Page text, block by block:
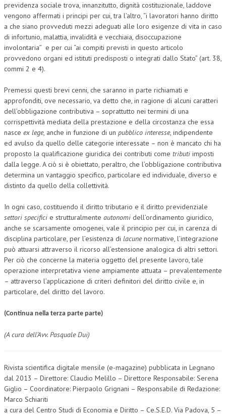
previdenza sociale trova, innanzitutto, dignità costituzionale, laddove
vengono affermati i principi per cui, tra l’altro, “i lavoratori hanno diritto
a che siano provveduti mezzi adeguati alle loro esigenze di vita in caso
di infortunio, malattia, invalidità e vecchiaia, disoccupazione
involontaria” e per cui “ai compiti previsti in questo articolo
provvedono organi ed istituti predisposti o integrati dallo Stato” (art. 38,
commi 2 e 4).
Premessi questi brevi cenni, che saranno in parte richiamati e
approfonditi, ove necessario, va detto che, in ragione di alcuni caratteri
dell’obbligazione contributiva – soprattutto nei termini di una
corrispettività mediata della prestazione e della circostanza che essa
nasce ex lege, anche in funzione di un pubblico interesse, indipendente
ed avulso da quello delle categorie interessate – non è mancato chi ha
proposto la qualificazione giuridica dei contributi come tributi imposti
dalla legge. A ciò si è obiettato, peraltro, che l’obbligazione contributiva
determina un vantaggio specifico, particolare ed individuale, diverso e
distinto da quello della collettività.
In ogni caso, costituendo il diritto tributario e il diritto previdenziale
settori specifici e strutturalmente autonomi dell’ordinamento giuridico,
anche se scarsamente omogenei, vale il principio per cui, in carenza di
disciplina particolare, per l’esistenza di lacunenormative, l’integrazione
può attuarsi attraverso il ricorso all’estensione analogica di altri settori.
Per ciò che concerne la materia oggetto del presente lavoro, tale
operazione interpretativa viene ampiamente attuata – prevalentemente
– attraverso l’applicazione di criteri definitori del diritto civile e, in
particolare, del diritto del lavoro.
(Continua nella terza parte parte)
(A cura dell’Avv. Pasquale Dui)
Rivista scientifica digitale mensile (e-magazine) pubblicata in Legnano
dal 2013 – Direttore: Claudio Melillo – Direttore Responsabile: Serena
Giglio – Coordinatore: Pierpaolo Grignani – Responsabile di Redazione:
Marco Schiariti
a cura del Centro Studi di Economia e Diritto – Ce.S.E.D. Via Padova, 5 –